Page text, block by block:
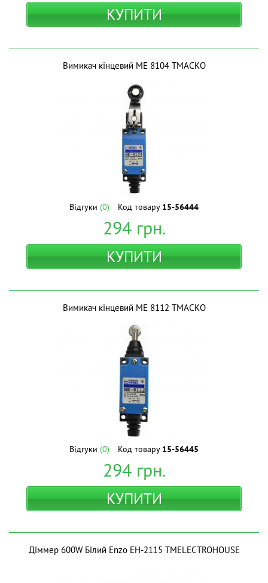
КУПИТИ
Вимикач кінцевий МЕ 8104 ТМАСКО
Відгуки (0) Код товару 15-56444
294грн.
КУПИТИ
Вимикач кінцевий МЕ 8112 ТМАСКО
Відгуки (0) Код товару 15-56445
294грн.
КУПИТИ
Діммер 600W Білий Enzo EH-2115 ТМELECTROHOUSE